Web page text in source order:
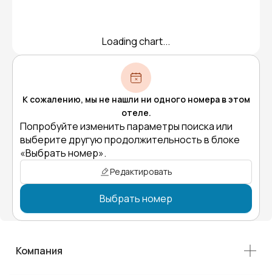
Loading chart...
К сожалению, мы не нашли ни одного номера в этом
отеле.
Попробуйте изменить параметры поиска или
выберите другую продолжительность в блоке
«Выбрать номер».
Редактировать
Выбрать номер
Компания